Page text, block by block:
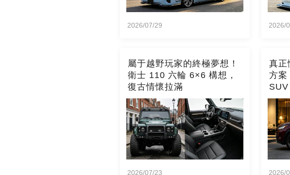
2026/07/29 2026/
屬于越野玩家的終極夢想！
衛士 110 六輪 6×6 構想，
復古情懷拉滿
2026/07/23
真正
方案
2026/